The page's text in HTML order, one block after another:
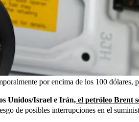
por encima de los 100
Unidos/Israel e Irán, el petróleo Brent
de posibles interrupciones en el